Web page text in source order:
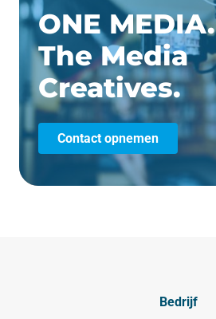
ONE MEDIA.
The Media
Creatives.
Contact opnemen
Bedrijf